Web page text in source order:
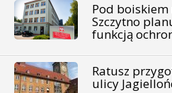
Pod boiskiem
Szczytno
funkcją
Ratusz
ulicy